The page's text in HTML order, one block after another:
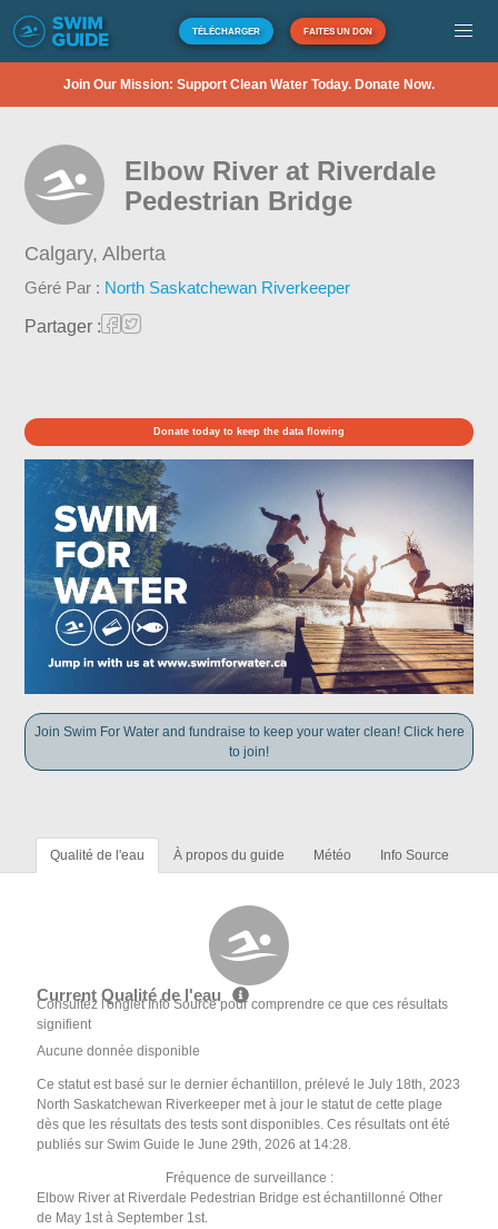
TÉLÉCHARGER FAITES UN DON
Join Our Mission: Support Clean Water Today. Donate Now.
Elbow River at Riverdale
Pedestrian Bridge
Calgary,Alberta
Géré Par : North Saskatchewan Riverkeeper
Partager :
Donate today to keep the data flowing
Join Swim For Water and fundraise to keep your water clean! Click here
to join!
Qualité de l'eau À propos du guide Météo Info Source
Current Qualité de l'eau
Consultez l'onglet Info Source pour comprendre ce que ces résultats
signifient
Aucune donnée disponible
Ce statut est basé sur le dernier échantillon, prélevé le July 18th, 2023
North Saskatchewan Riverkeeper met à jour le statut de cette plage
dès que les résultats des tests sont disponibles. Ces résultats ont été
publiés sur Swim Guide le June 29th, 2026 at 14:28.
Fréquence de surveillance :
Elbow River at Riverdale Pedestrian Bridge est échantillonné Other
de May 1st à September 1st.